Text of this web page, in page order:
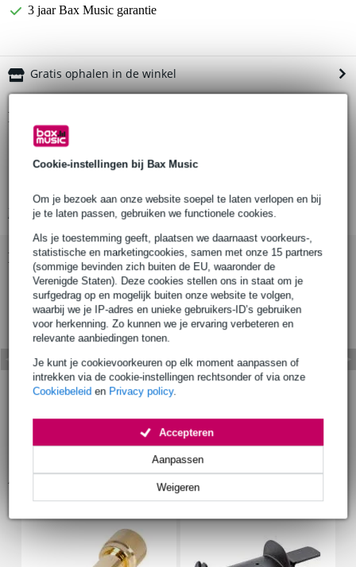
Cookie-instellingen bij Bax Music
Om je bezoek aan onze website soepel te laten verlopen en bij
je te laten passen, gebruiken we functionele cookies.
Als je toestemming geeft, plaatsen we daarnaast voorkeurs-,
statistische en marketingcookies, samen met onze 15 partners
(sommige bevinden zich buiten de EU, waaronder de
Verenigde Staten). Deze cookies stellen ons in staat om je
surfgedrag op en mogelijk buiten onze website te volgen,
waarbij we je IP-adres en unieke gebruikers-ID’s gebruiken
voor herkenning. Zo kunnen we je ervaring verbeteren en
relevante aanbiedingen tonen.
Je kunt je cookievoorkeuren op elk moment aanpassen of
intrekken via de cookie-instellingen rechtsonder of via onze
Cookiebeleid en Privacy policy.
Weigeren
Aanpassen
Accepteren
3 jaar Bax Music garantie
Gratis ophalen in de winkel
Productinformatie
hoofdtelefoon
kleur: wit
Bekijk alle productspecificaties
Bekijk ook eens (1)
Accessoires (4)